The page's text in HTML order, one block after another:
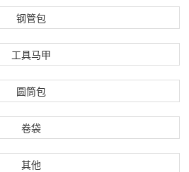
钢管包
工具马甲
圆筒包
卷袋
其他